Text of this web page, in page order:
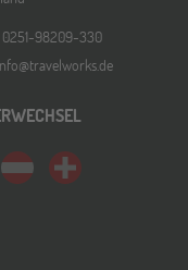
0251-98209-330